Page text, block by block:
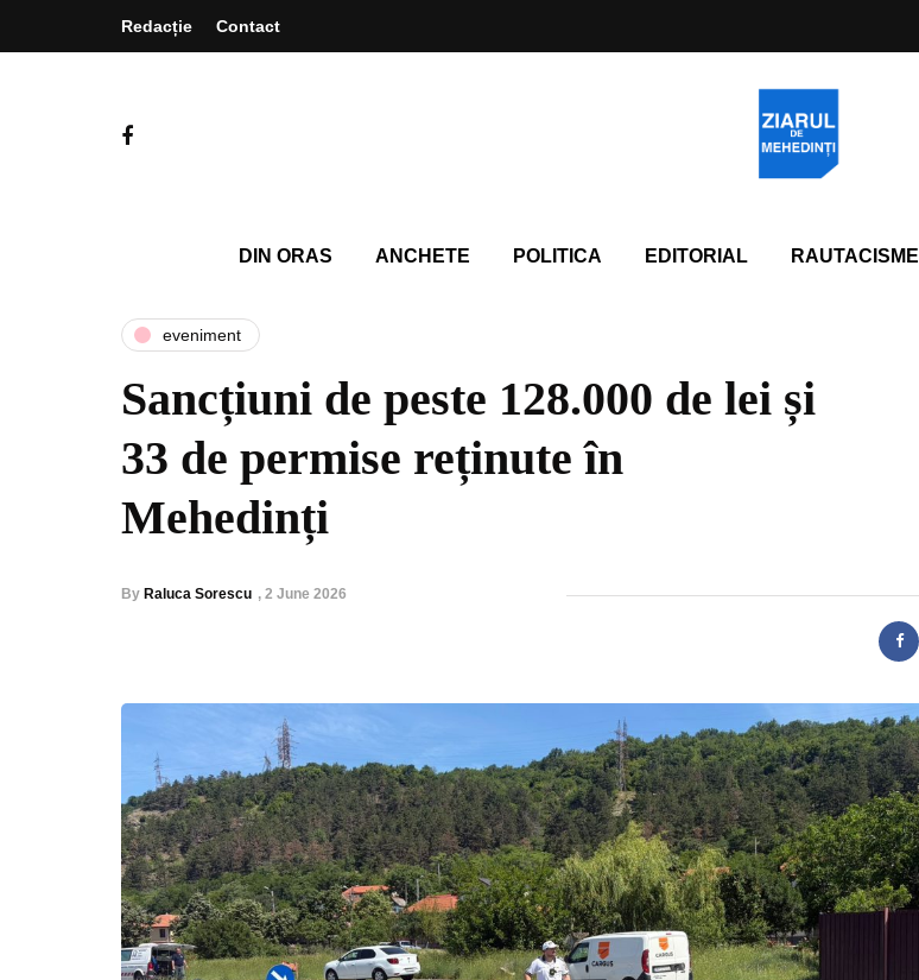
Redacție Contact
DIN ORAS ANCHETE POLITICA EDITORIAL RAUTACISME
eveniment
Sancțiuni de peste 128.000 de lei și
33 de permise reținute în
Mehedinți
By Raluca Sorescu , 2 June 2026